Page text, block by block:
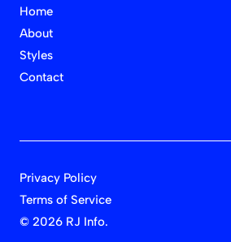
Home
About
Styles
Contact
© 2026 RJ Info.
Privacy Policy
Terms of Service